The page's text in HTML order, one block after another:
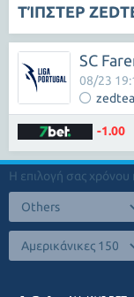
ΤΊΠΣΤΕΡ
SC
zedtea
08/23
-1.00
Η επιλογή σας